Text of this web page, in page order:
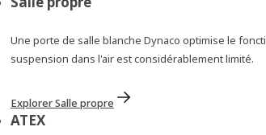
Une porte de salle blanche Dynaco optimise le
suspension dans l'air est considérablement limité.
Explorer Salle propre
ATEX